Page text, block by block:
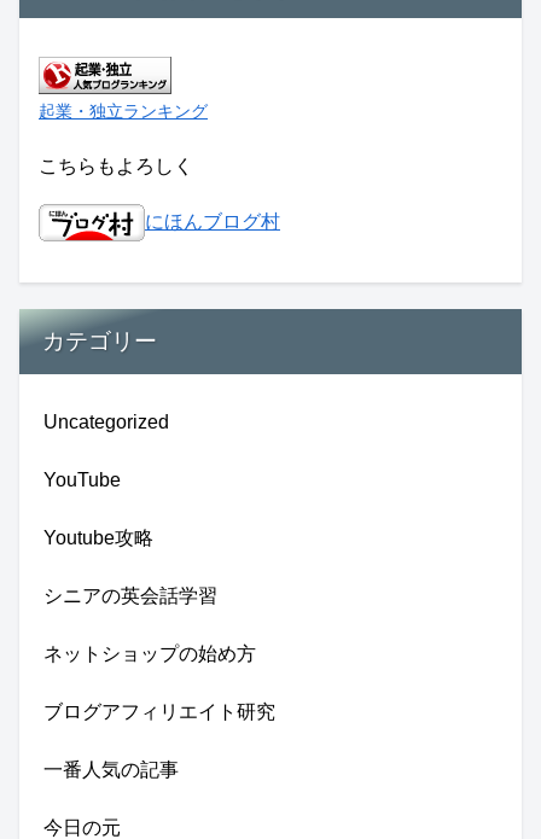
起業・独立ランキング
こちらもよろしく
にほんブログ村
カテゴリー
Uncategorized
YouTube
Youtube攻略
シニアの英会話学習
ネットショップの始め方
ブログアフィリエイト研究
一番人気の記事
今日の元